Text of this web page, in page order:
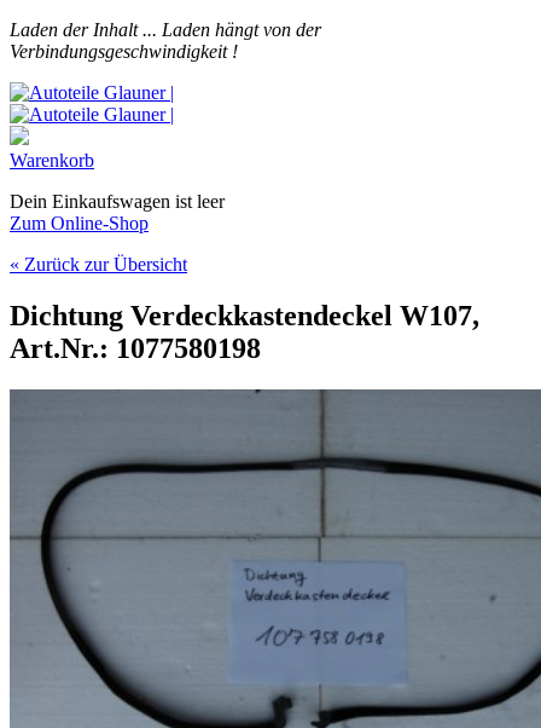
Laden der Inhalt ... Laden hängt von der
Verbindungsgeschwindigkeit !
Warenkorb
Dein Einkaufswagen ist leer
Zum Online-Shop
« Zurück zur Übersicht
Dichtung Verdeckkastendeckel W107,
Art.Nr.: 1077580198